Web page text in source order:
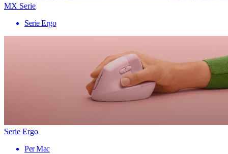
MX Serie
Serie Ergo
Serie Ergo
Per Mac